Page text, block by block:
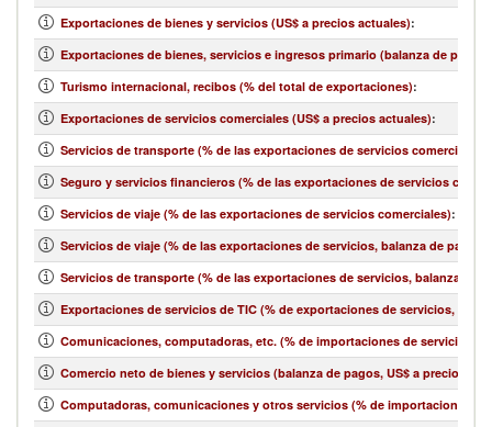
Exportaciones de bienes y servicios (US$ a precios actuales):
Exportaciones de bienes, servicios e ingresos primario (balanza de
Turismo internacional, recibos (% del total de exportaciones):
Exportaciones de servicios comerciales (US$ a precios actuales):
Servicios de transporte (% de las exportaciones de servicios comerciales)
Seguro y servicios financieros (% de las exportaciones de servicios
Servicios de viaje (% de las exportaciones de servicios comerciales):
Servicios de viaje (% de las exportaciones de servicios, balanza de pagos)
Servicios de transporte (% de las exportaciones de servicios, balanza de
Exportaciones de servicios de TIC (% de exportaciones de servicios,
Comunicaciones, computadoras, etc. (% de importaciones de servicios,
Comercio neto de bienes y servicios (balanza de pagos, US$ a precios
Computadoras, comunicaciones y otros servicios (% de importaciones